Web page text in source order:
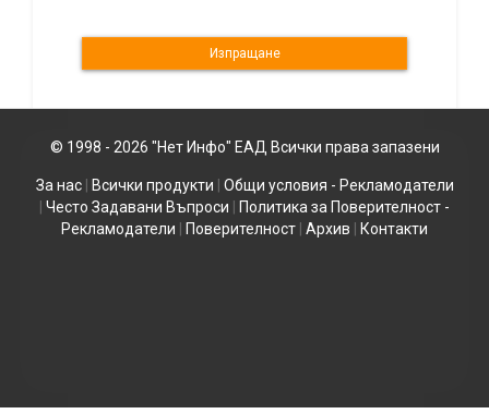
© 1998 - 2026 "Нет Инфо" ЕАД Всички права запазени
За нас| Всички продукти
Общи условия - Рекламодатели
Често Задавани Въпроси
Политика за Поверителност -
Рекламодатели
Поверителност Архив Контакти